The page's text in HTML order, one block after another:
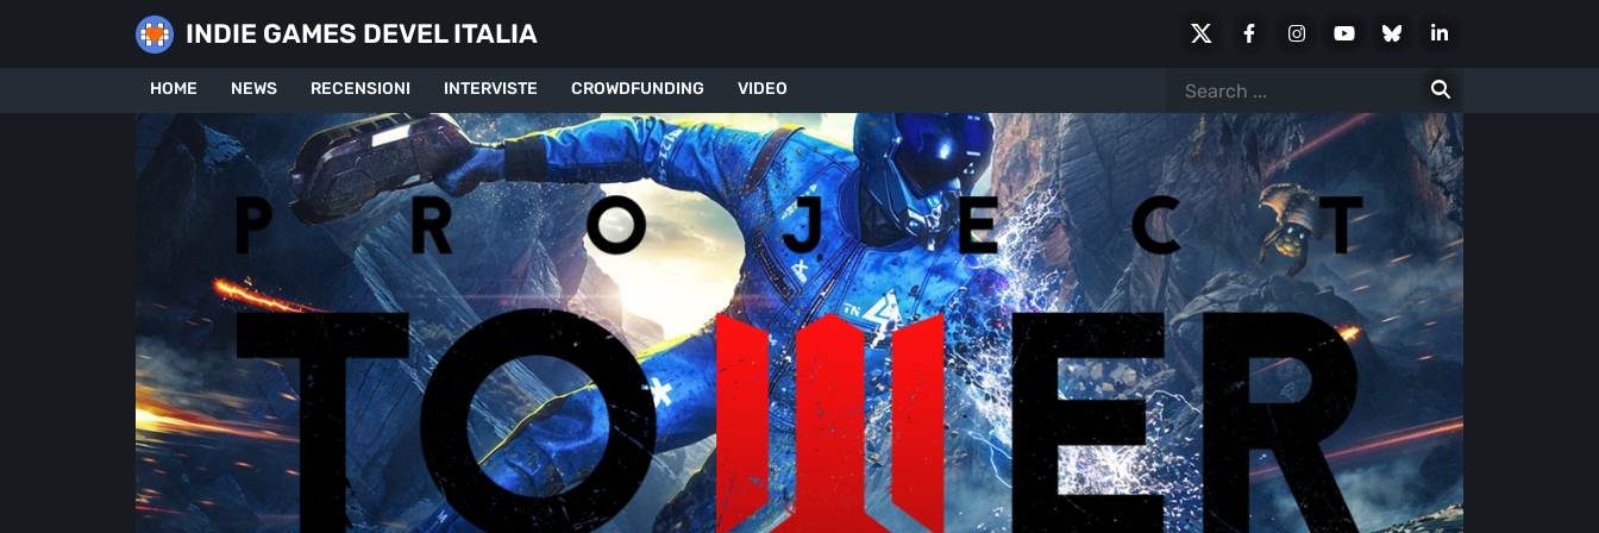
INDIE GAMES DEVEL ITALIA FacebookInstagramYoutubeBlueskyLinkedIn
HOME NEWS RECENSIONI INTERVISTE CROWDFUNDING VIDEO
Search
for: